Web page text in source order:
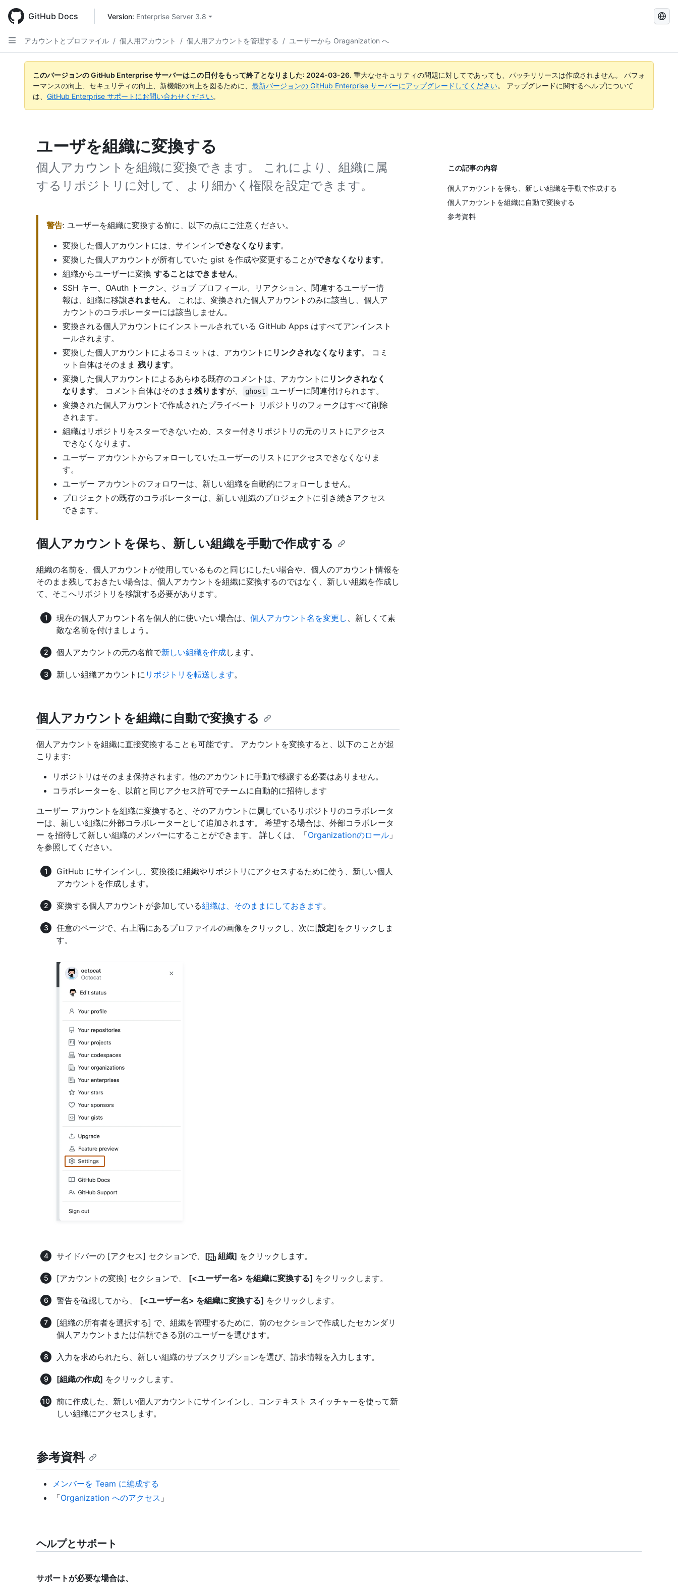
main
content
GitHub Docs Version: Enterprise Server 3.8
GitHub
検
索
アカウントとプロファイル / 個人用アカウント / 個人用アカウントを管理する / ユーザーから Oraganization へ
このバージョンの GitHub Enterprise サーバーはこの日付をもって終了となりました: 2024-03-26. 重大なセキュリティの問題に対してであっても、パッチリリースは作成されません。 パフォ
ーマンスの向上、セキュリティの向上、新機能の向上を図るために、 最新バージョンの GitHub Enterprise サーバーにアップグレードしてください。 アップグレードに関するヘルプについて
は、 GitHub Enterprise サポートにお問い合わせください。
ユーザを組織に変換する
個人アカウントを組織に変換できます。 これにより、組織に属
するリポジトリに対して、より細かく権限を設定できます。
この記事の内容
個人アカウントを保ち、新しい組織を手動で作成する
個人アカウントを組織に自動で変換する
参考資料
警告: ユーザーを組織に変換する前に、以下の点にご注意ください。
変換した個人アカウントには、サインインできなくなります。
変換した個人アカウントが所有していた gist を作成や変更することができなくなります。
組織からユーザーに変換 することはできません。
SSH キー、OAuth トークン、ジョブ プロフィール、リアクション、関連するユーザー情
報は、組織に移譲されません。 これは、変換された個人アカウントのみに該当し、個人ア
カウントのコラボレーターには該当しません。
変換される個人アカウントにインストールされている GitHub Apps はすべてアンインスト
ールされます。
変換した個人アカウントによるコミットは、アカウントに リンクされなくなります。 コミ
ット自体はそのまま 残ります。
変換した個人アカウントによるあらゆる既存のコメントは、アカウントに リンクされなく
なります。 コメント自体はそのまま 残りますが、 ghost
ユーザーに関連付けられます。
変換された個人アカウントで作成されたプライベート リポジトリのフォークはすべて削除
されます。
組織はリポジトリをスターできないため、スター付きリポジトリの元のリストにアクセス
できなくなります。
ユーザー アカウントからフォローしていたユーザーのリストにアクセスできなくなりま
す。
ユーザー アカウントのフォロワーは、新しい組織を自動的にフォローしません。
プロジェクトの既存のコラボレーターは、新しい組織のプロジェクトに引き続きアクセス
できます。
個人アカウントを保ち、新しい組織を手動で作成する
組織の名前を、個人アカウントが使用しているものと同じにしたい場合や、個人のアカウント情報を
そのまま残しておきたい場合は、個人アカウントを組織に変換するのではなく、新しい組織を作成し
て、そこへリポジトリを移譲する必要があります。
現在の個人アカウント名を個人的に使いたい場合は、 個人アカウント名を変更し 、新しくて素
敵な名前を付けましょう。
個人アカウントの元の名前で新しい組織を作成します。
新しい組織アカウントに リポジトリを転送します。
個人アカウントを組織に自動で変換する
個人アカウントを組織に直接変換することも可能です。 アカウントを変換すると、以下のことが起
こります:
リポジトリはそのまま保持されます。他のアカウントに手動で移譲する必要はありません。
コラボレーターを、以前と同じアクセス許可でチームに自動的に招待します
ユーザー アカウントを組織に変換すると、そのアカウントに属しているリポジトリのコラボレータ
ーは、新しい組織に外部コラボレーターとして追加されます。 希望する場合は、外部コラボレータ
ー を招待して新しい組織のメンバーにすることができます。 詳しくは、「Organizationのロール 」
を参照してください。
GitHub にサインインし、変換後に組織やリポジトリにアクセスするために使う、新しい個人
アカウントを作成します。
変換する個人アカウントが参加している組織は、そのままにしておきます。
任意のページで、右上隅にあるプロファイルの画像をクリックし、次に[設定]をクリックしま
す。
サイドバーの [アクセス] セクションで、 [ 組織] をクリックします。
[アカウントの変換] セクションで、 [<ユーザー名> を組織に変換する] をクリックします。
警告を確認してから、 [<ユーザー名> を組織に変換する] をクリックします。
[組織の所有者を選択する] で、組織を管理するために、前のセクションで作成したセカンダリ
個人アカウントまたは信頼できる別のユーザーを選びます。
入力を求められたら、新しい組織のサブスクリプションを選び、請求情報を入力します。
[組織の作成] をクリックします。
前に作成した、新しい個人アカウントにサインインし、コンテキスト スイッチャーを使って新
しい組織にアクセスします。
参考資料
メンバーを Team に編成する
「Organization へのアクセス 」
ヘルプとサポート
サポートが必要な場合は、